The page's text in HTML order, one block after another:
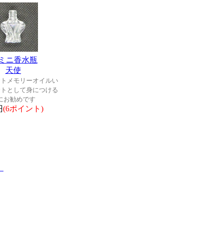
ニ香水瓶
天使
メモリーオイルい
として身につける
お勧めです
(6ポイント)